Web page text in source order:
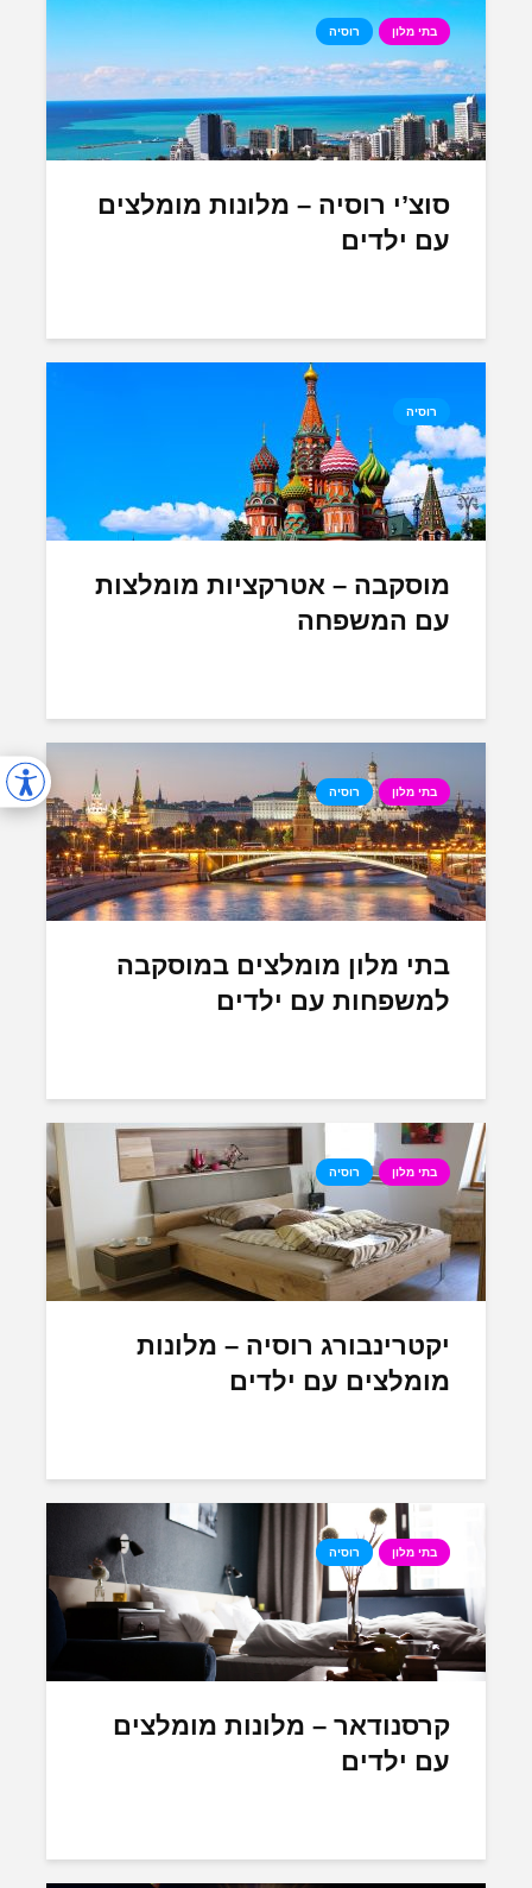
בתי מלון רוסיה
סוצ’י רוסיה – מלונות מומלצים
עם ילדים
רוסיה
מוסקבה – אטרקציות מומלצות
עם המשפחה
בתי מלון רוסיה
בתי מלון מומלצים במוסקבה
למשפחות עם ילדים
בתי מלון רוסיה
יקטרינבורג רוסיה – מלונות
מומלצים עם ילדים
בתי מלון רוסיה
קרסנודאר – מלונות מומלצים
עם ילדים